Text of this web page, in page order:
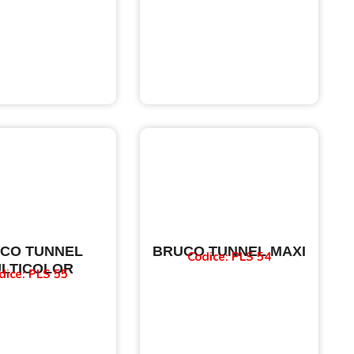
TUNNEL
PLS 55
BRUCO TUNNEL MAXI
Codice: PLS 54